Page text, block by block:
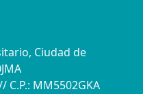
Ciudad de
C.P.: MM5502GKA